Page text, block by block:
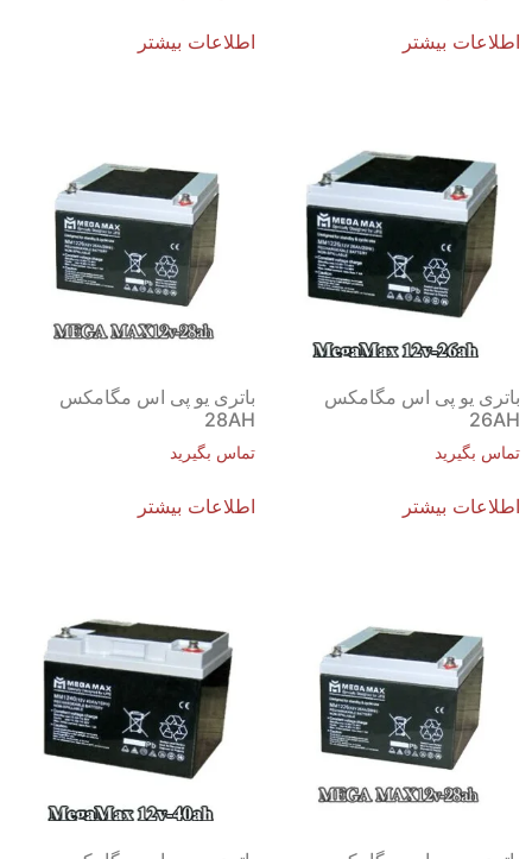
اطلاعات بیشتر اطلاعات بیشتر
باتری یو پی اس مگامکس
26AH
تماس بگیرید
اطلاعات بیشتر
باتری یو پی اس مگامکس
28AH
تماس بگیرید
اطلاعات بیشتر